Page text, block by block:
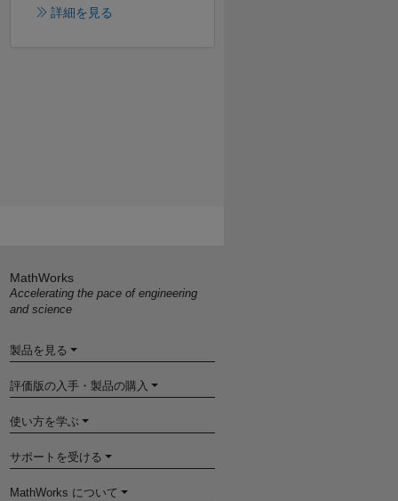
詳細を見る
MathWorks
Accelerating the pace of engineering
and science
製品を見る
評価版の入手・製品の購入
使い方を学ぶ
サポートを受ける
MathWorks について